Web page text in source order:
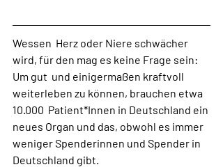
Wessen  Herz oder Niere schwächer
wird, für den mag es keine Frage sein:
Um gut  und einigermaßen kraftvoll
weiterleben zu können, brauchen etwa
10.000  Patient*Innen in Deutschland ein
neues Organ und das, obwohl es immer
weniger Spenderinnen und Spender in
Deutschland gibt.